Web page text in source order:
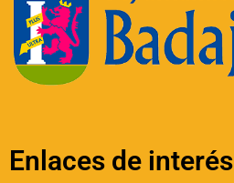
Enlaces de interés